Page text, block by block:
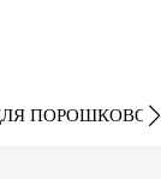
ПОРОШКОВОЙ